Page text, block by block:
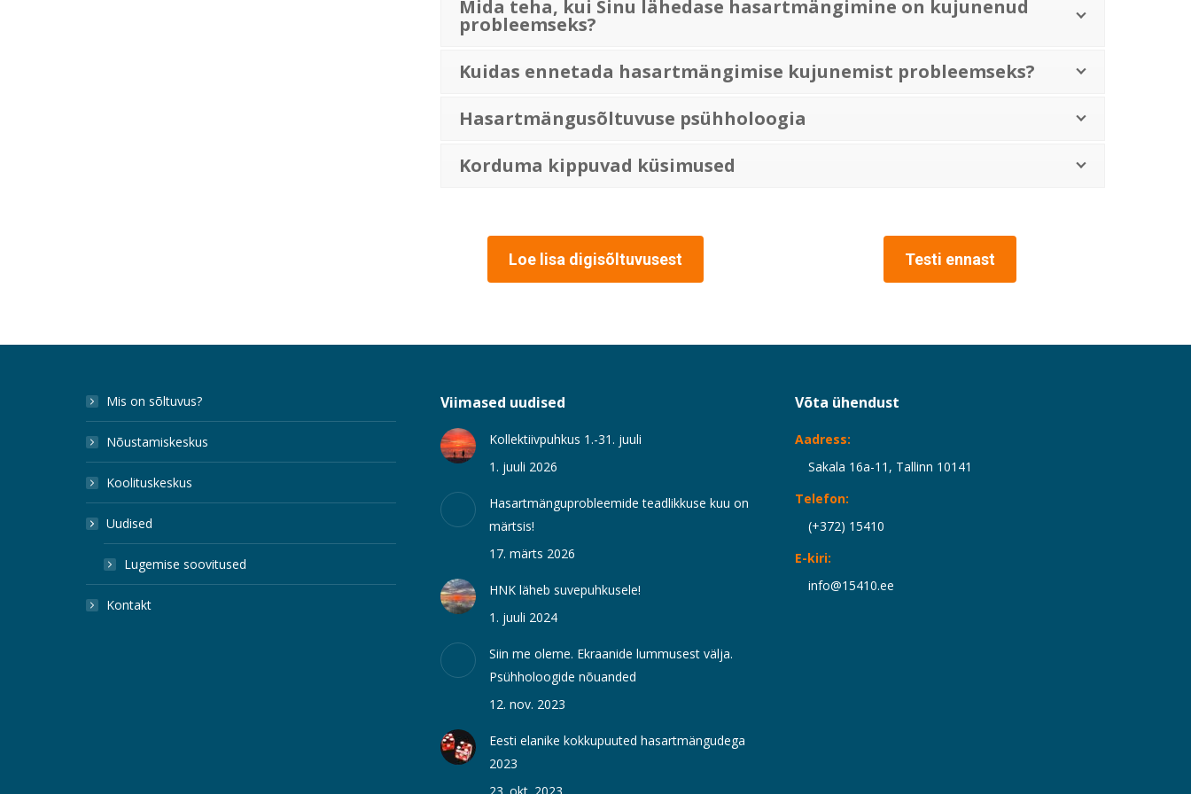
Mida teha, kui Sinu lähedase hasartmängimine on kujunenud
probleemseks?
Kuidas ennetada hasartmängimise kujunemist probleemseks?
Hasartmängusõltuvuse psühholoogia
Korduma kippuvad küsimused
Loe lisa digisõltuvusest Testi ennast
Mis on sõltuvus?
Nõustamiskeskus
Koolituskeskus
Uudised
Lugemise soovitused
Kontakt
Viimased uudised
Kollektiivpuhkus 1.-31. juuli
1. juuli 2026
Hasartmänguprobleemide teadlikkuse kuu on
märtsis!
17. märts 2026
HNK läheb suvepuhkusele!
1. juuli 2024
Siin me oleme. Ekraanide lummusest välja.
Psühholoogide nõuanded
12. nov. 2023
Eesti elanike kokkupuuted hasartmängudega
2023
Võta ühendust
Aadress:
Sakala 16a-11, Tallinn 10141
Telefon:
(+372) 15410
E-kiri:
info@15410.ee